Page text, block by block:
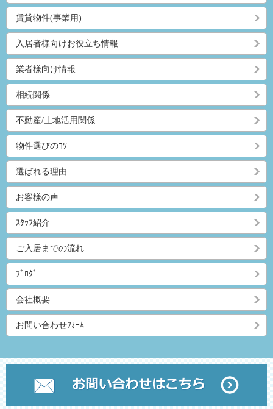
賃貸物件(事業用)
入居者様向けお役立ち情報
業者様向け情報
相続関係
不動産/土地活用関係
物件選びのｺﾂ
選ばれる理由
お客様の声
ｽﾀｯﾌ紹介
ご入居までの流れ
ﾌﾞﾛｸﾞ
会社概要
お問い合わせﾌｫｰﾑ